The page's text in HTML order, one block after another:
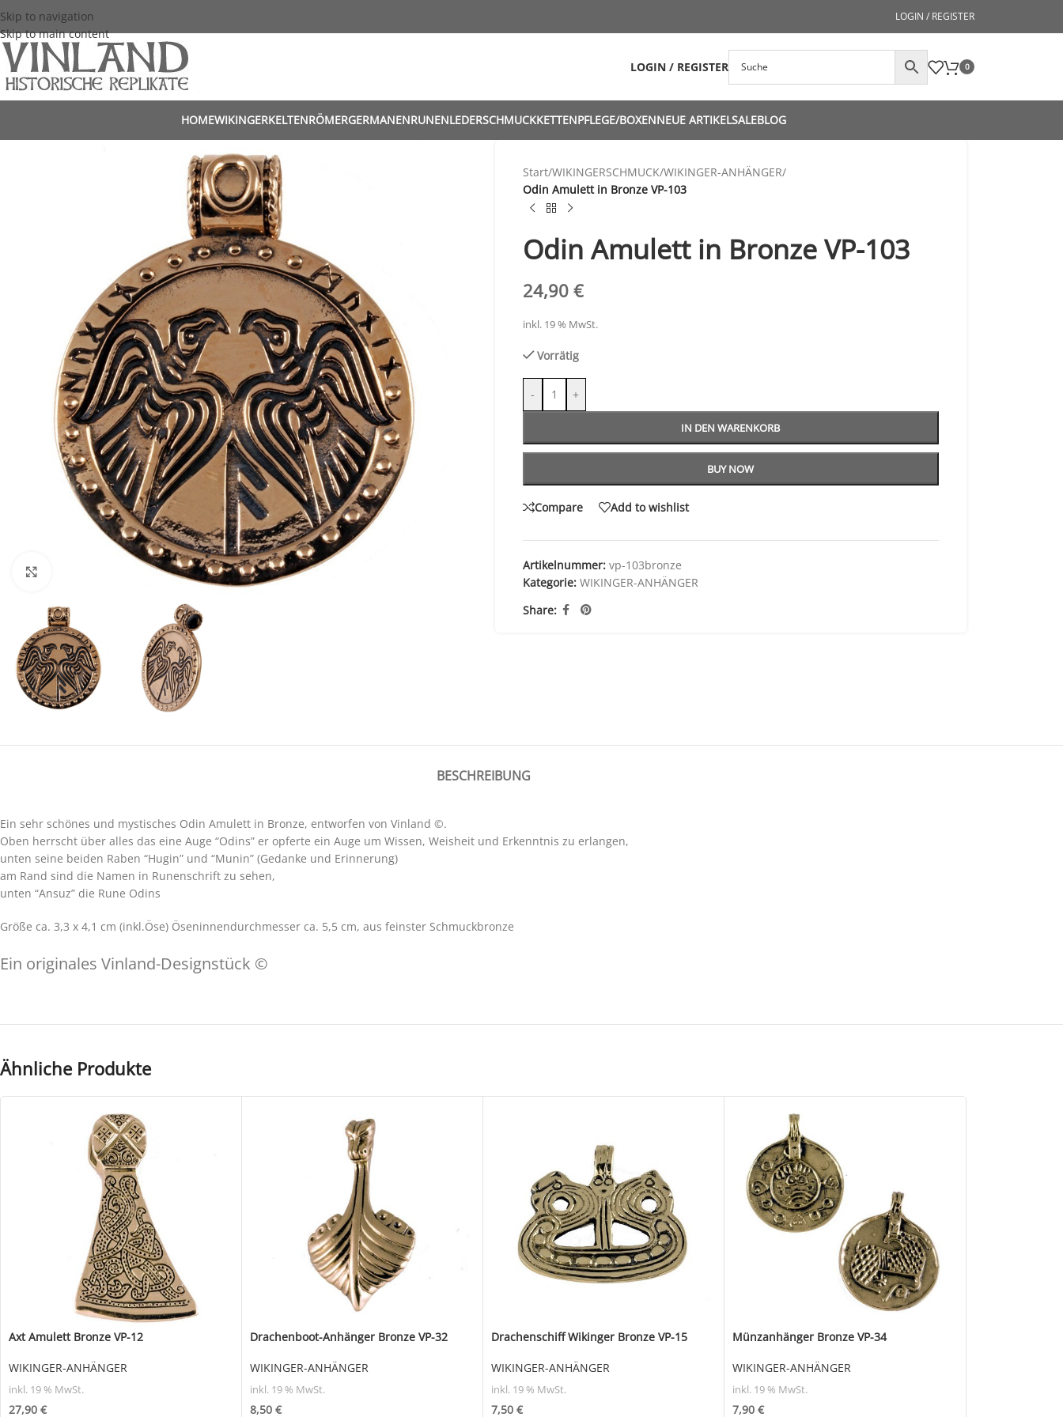
Skip to navigation
Skip to main content
LOGIN / REGISTER
LOGIN / REGISTER 0
HOMEWIKINGERKELTENRÖMERGERMANENRUNENLEDERSCHMUCKKETTENPFLEGE/BOXENNEUE ARTIKELSALEBLOG
Start/WIKINGERSCHMUCK/WIKINGER-ANHÄNGER/
Odin Amulett in Bronze VP-103
Odin Amulett in Bronze VP-103
24,90 €
inkl. 19 % MwSt.
Vorrätig
- +
IN DEN WARENKORB
BUY NOW
Compare Add to wishlist
Artikelnummer: vp-103bronze
Kategorie: WIKINGER-ANHÄNGER
Share:
BESCHREIBUNG
Ein sehr schönes und mystisches Odin Amulett in Bronze, entworfen von Vinland ©.
Oben herrscht über alles das eine Auge “Odins” er opferte ein Auge um Wissen, Weisheit und Erkenntnis zu erlangen,
unten seine beiden Raben “Hugin” und “Munin” (Gedanke und Erinnerung)
am Rand sind die Namen in Runenschrift zu sehen,
unten “Ansuz” die Rune Odins
Größe ca. 3,3 x 4,1 cm (inkl.Öse) Öseninnendurchmesser ca. 5,5 cm, aus feinster Schmuckbronze
Ein originales Vinland-Designstück ©
Ähnliche Produkte
Axt Amulett Bronze VP-12
WIKINGER-ANHÄNGER
inkl. 19 % MwSt.
27,90 €
Drachenboot-Anhänger Bronze VP-32
WIKINGER-ANHÄNGER
inkl. 19 % MwSt.
8,50 €
Drachenschiff Wikinger Bronze VP-15
WIKINGER-ANHÄNGER
inkl. 19 % MwSt.
7,50 €
Münzanhänger Bronze VP-34
WIKINGER-ANHÄNGER
inkl. 19 % MwSt.
7,90 €